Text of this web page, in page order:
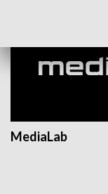
MediaLab